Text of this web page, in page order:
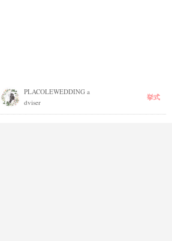
PLACOLEWEDDING a
dviser
挙式